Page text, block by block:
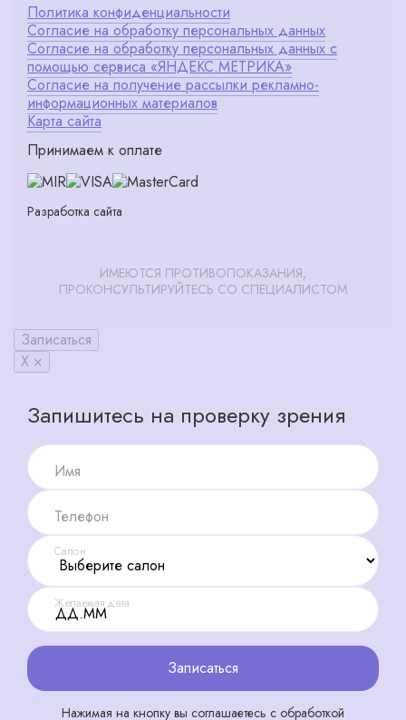
Политика конфиденциальности
Согласие на обработку персональных данных
Согласие на обработку персональных данных с
помощью сервиса «ЯНДЕКС.МЕТРИКА»
Согласие на получение рассылки рекламно-
информационных материалов
Карта сайта
Принимаем к оплате
Разработка сайта
ИМЕЮТСЯ ПРОТИВОПОКАЗАНИЯ,
ПРОКОНСУЛЬТИРУЙТЕСЬ СО СПЕЦИАЛИСТОМ
Записаться
X ×
Запишитесь на проверку зрения
Имя
Телефон
Салон
Желаемая дата
Записаться
Нажимая на кнопку вы соглашаетесь с обработкой